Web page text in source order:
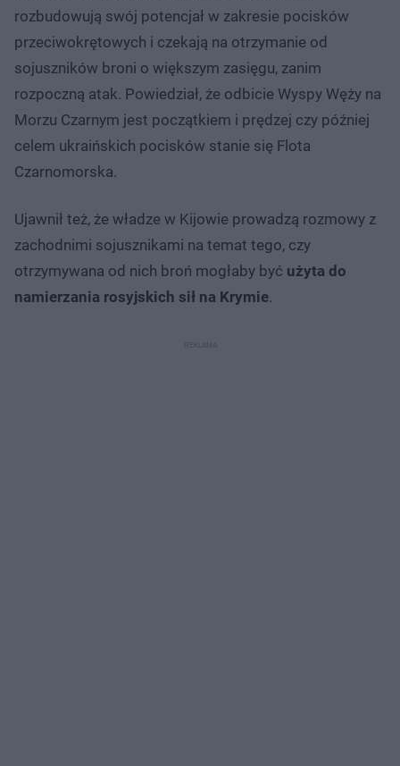
rozbudowują swój potencjał w zakresie pocisków
przeciwokrętowych i czekają na otrzymanie od
sojuszników broni o większym zasięgu, zanim
rozpoczną atak. Powiedział, że odbicie Wyspy Węży na
Morzu Czarnym jest początkiem i prędzej czy później
celem ukraińskich pocisków stanie się Flota
Czarnomorska.
Ujawnił też, że władze w Kijowie prowadzą rozmowy z
zachodnimi sojusznikami na temat tego, czy
otrzymywana od nich broń mogłaby być użyta do
namierzania rosyjskich sił na Krymie.